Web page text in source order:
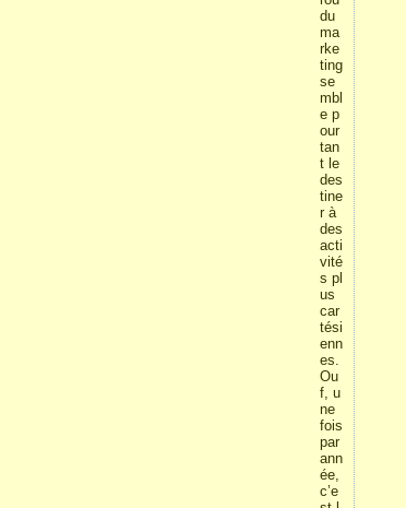
du
ma
rke
ting
se
mbl
e p
our
tan
t le
des
tine
r à
des
acti
vité
s pl
us
car
tési
enn
es.
Ou
f, u
ne
fois
par
ann
ée,
c’e